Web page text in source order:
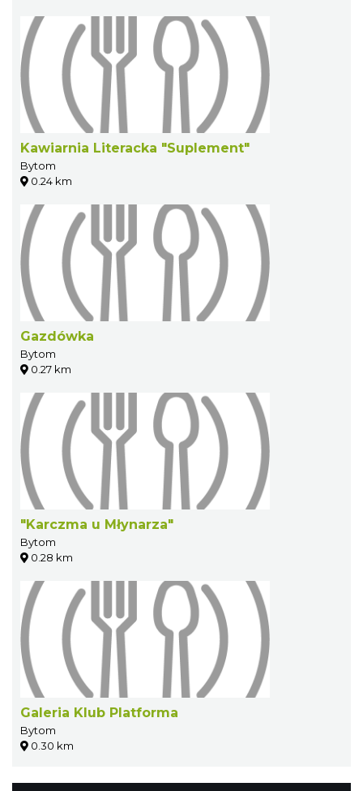
Kawiarnia Literacka "Suplement"
Bytom
0.24 km
Gazdówka
Bytom
0.27 km
"Karczma u Młynarza"
Bytom
0.28 km
Galeria Klub Platforma
Bytom
0.30 km